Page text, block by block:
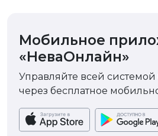
Мобильное
«НеваОнлайн»
Управляйте всей системой
через бесплатное